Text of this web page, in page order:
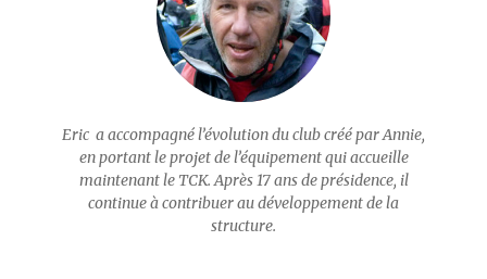
Eric a accompagné l’évolution du club créé par Annie,
en portant le projet de l’équipement qui accueille
maintenant le TCK. Après 17 ans de présidence, il
continue à contribuer au développement de la
structure.